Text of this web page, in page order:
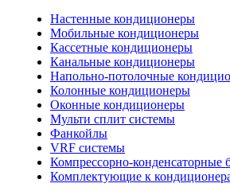
Настенные кондиционеры
Мобильные кондиционеры
Кассетные кондиционеры
Канальные кондиционеры
Напольно-потолочные
Колонные кондиционеры
Оконные кондиционеры
Мульти сплит системы
Фанкойлы
VRF системы
Компрессорно-конденсаторные
Комплектующие к